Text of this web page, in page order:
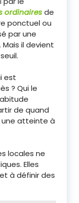
ordinairesde
ponctuel ou
par une
il devient
est
? Qui le
de quand
une atteinte à
locales ne
Elles
à définir des